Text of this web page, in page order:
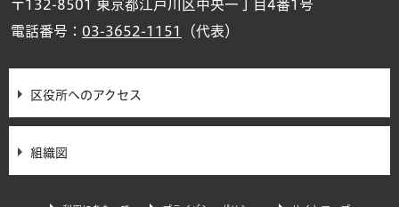
〒132-8501 東京都江戸川区中央一丁目4番1号
電話番号： 03-3652-1151 （代表）
区役所へのアクセス
組織図